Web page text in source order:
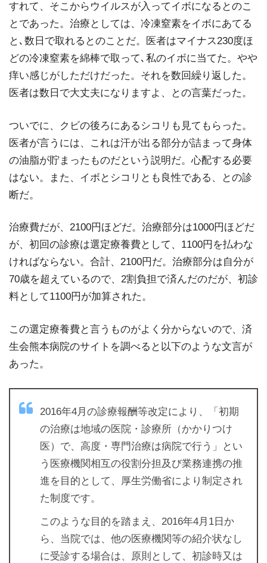
すれて、そこからウイルスが入ってイボになるとのこ
とであった。治療としては、冷凍窒素をイボにあてる
と､数日で取れるとのことだ。医者はマイナス230度ほ
どの冷凍窒素を綿棒で取って､私のイボに当てた。やや
痒い感じがしただけだった。それを数回繰り返した。
医者は数日で大丈夫になりますよ、との言葉だった。
ついでに、クビの後ろにあるシコリも見てもらった。
医者が言うには、これは汗が出る部分が詰まって身体
の油脂が貯まったものだという説明だ。心配する必要
はない。また、イボとシコリとも良性である、との診
断だ。
治療費だが、2100円ほどだ。治療部分は1000円ほどだ
が、初回の診療は選定療養費として、1100円を払わな
ければならない。合計、2100円だ。治療部分は自分が
70歳を超えているので、2割負担で済んだのだが、初診
料として1100円が加算された。
この選定療養費と言うものがよく分からないので、済
生会熊本病院のサイトを調べると以下のような文言が
あった。
2016年4月の診療報酬等改定により、「初期
の治療は地域の医院・診療所（かかりつけ
医）で、高度・専門治療は病院で行う」とい
う医療機関相互の役割分担及び業務連携の推
進を目的として、厚生労働省により制定され
た制度です。
このような目的を踏まえ、2016年4月1日か
ら、当院では、他の医療機関等の紹介状なし
に受診する場合は、原則として、初診時又は